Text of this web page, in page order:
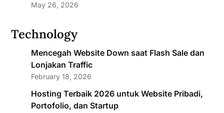
May 26, 2026
Technology
Mencegah Website Down saat Flash Sale dan
Lonjakan Traffic
February 18, 2026
Hosting Terbaik 2026 untuk Website Pribadi,
Portofolio, dan Startup